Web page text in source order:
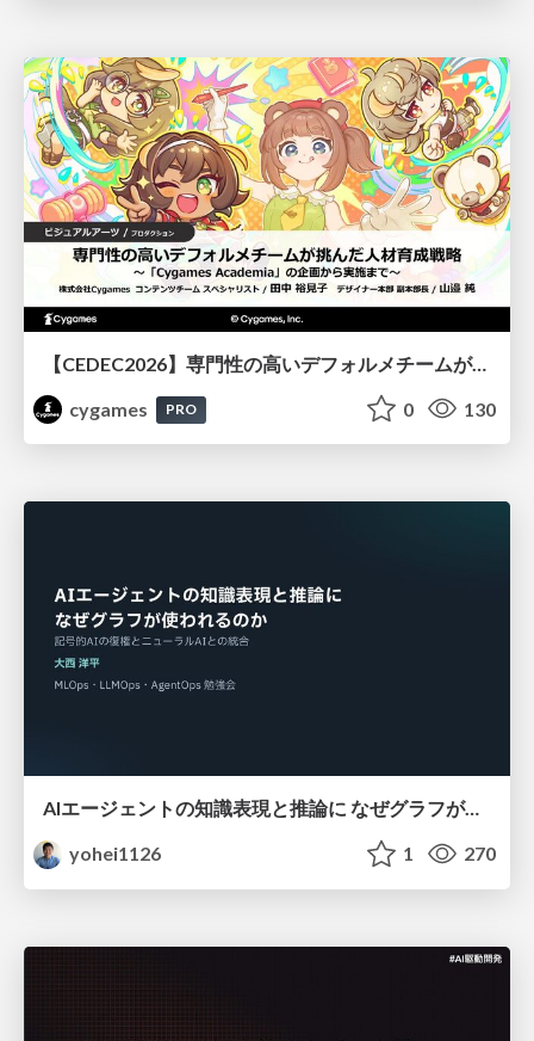
【CEDEC2026】専門性の高いデフォルメチームが挑んだ人材育成戦略 〜Cygames Academiaの企画から実施まで〜
cygames
PRO 0 130
AIエージェントの知識表現と推論に なぜグラフが使われるのか - 記号的AIの復権とニューラルAIとの統合
yohei1126
1 270